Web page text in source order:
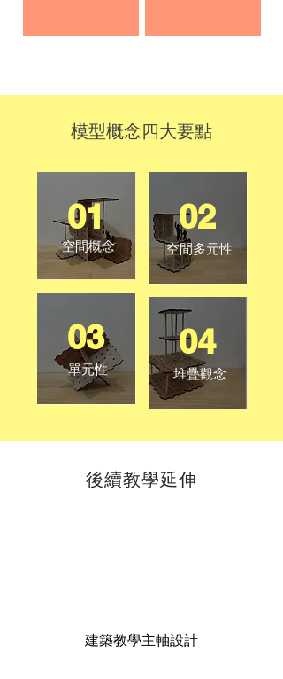
模型概念四大要點
01
空間概念
03
單元性
02
空間多元性
04
堆疊觀念
​後續教學延伸
建築教學主軸設計